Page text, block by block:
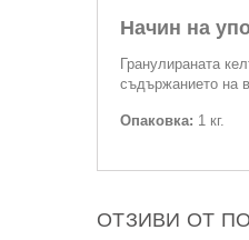
Начин на
Гранулираната
съдържанието на
Опаковка: 1 кг.
ОТЗИВИ ОТ